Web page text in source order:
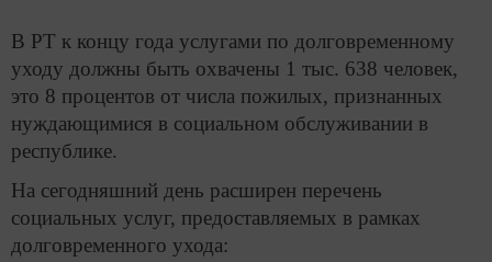
В РТ к концу года услугами по долговременному
уходу должны быть охвачены 1 тыс. 638 человек,
это 8 процентов от числа пожилых, признанных
нуждающимися в социальном обслуживании в
республике.
На сегодняшний день расширен перечень
социальных услуг, предоставляемых в рамках
долговременного ухода: